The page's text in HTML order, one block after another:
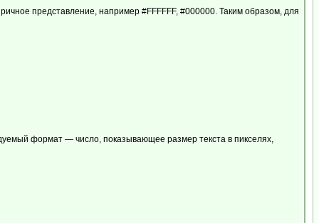
представление, например #FFFFFF, #000000. Таким образом, для
формат — число, показывающее размер текста в пикселях,